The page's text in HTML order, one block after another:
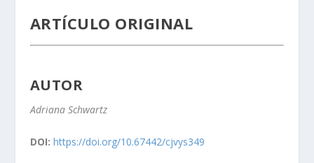
ARTÍCULO ORIGINAL
AUTOR
Adriana Schwartz
DOI: https://doi.org/10.67442/cjvys349